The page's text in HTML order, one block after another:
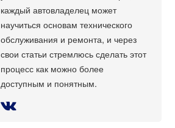
каждый автовладелец может
научиться основам технического
обслуживания и ремонта, и через
свои статьи стремлюсь сделать этот
процесс как можно более
доступным и понятным.